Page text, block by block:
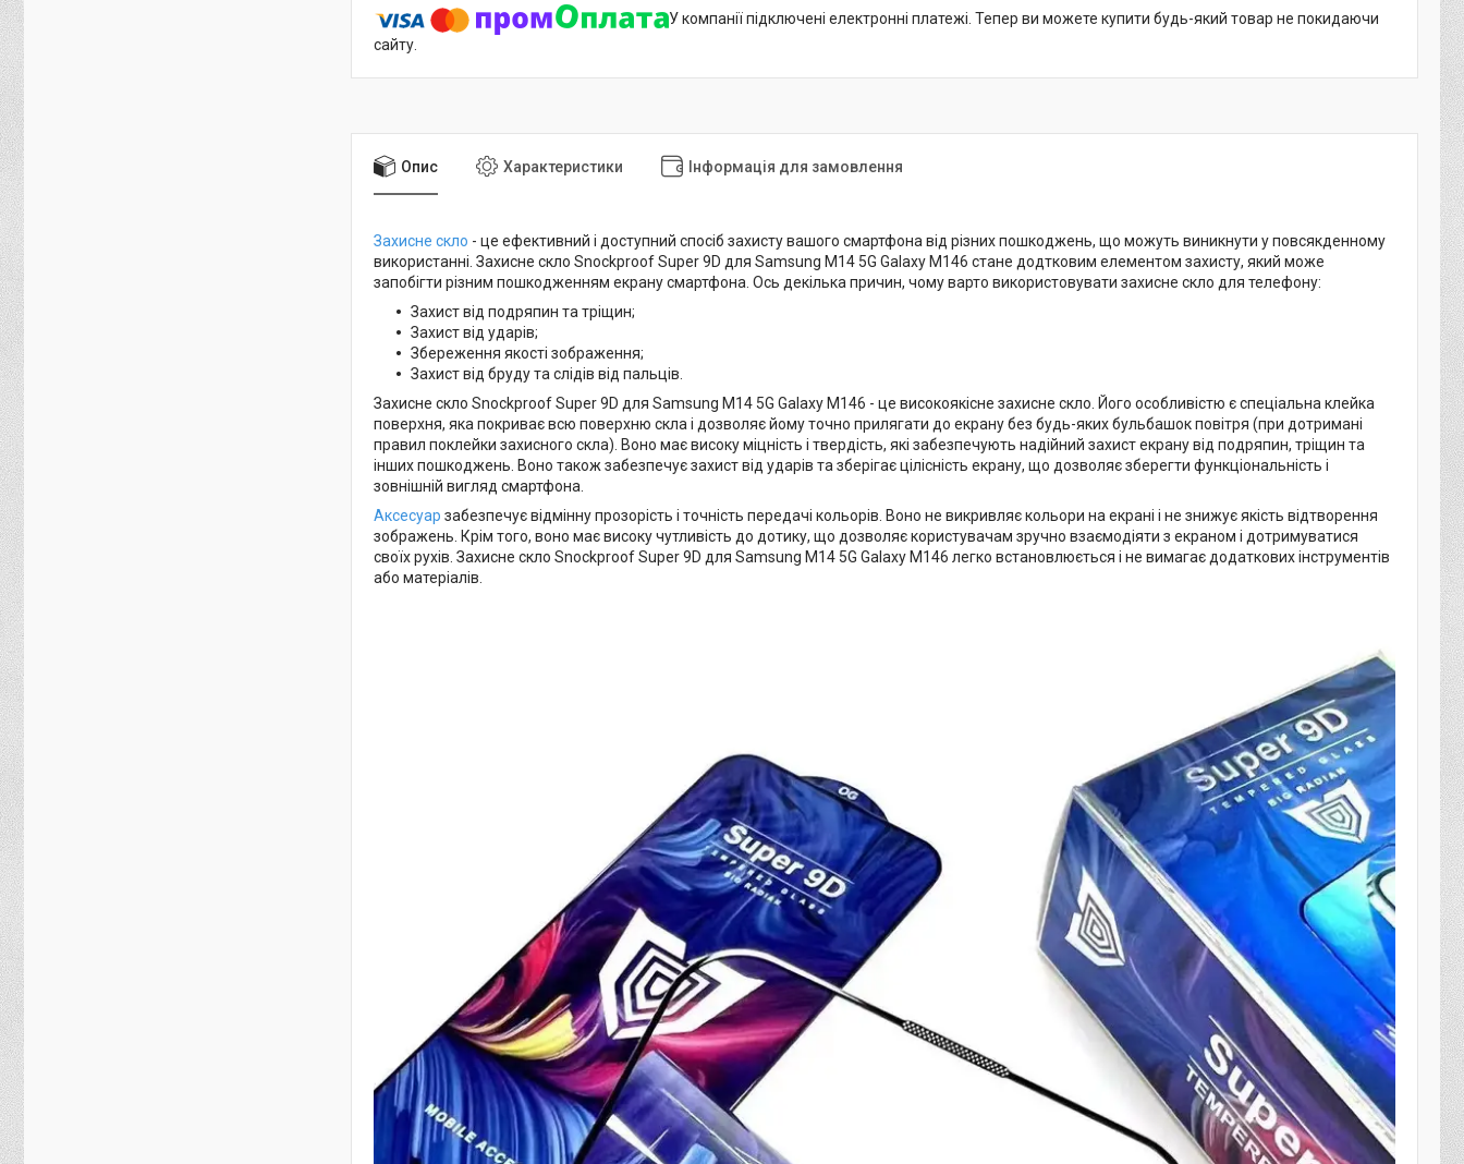
У компанії підключені електронні платежі. Тепер ви можете купити будь-який товар не покидаючи
сайту.
Опис Характеристики Інформація для замовлення
Захисне скло - це ефективний і доступний спосіб захисту вашого смартфона від різних пошкоджень, що можуть виникнути у повсякденному
використанні. Захисне скло Snockproof Super 9D для Samsung M14 5G Galaxy M146 стане додтковим елементом захисту, який може
запобігти різним пошкодженням екрану смартфона. Ось декілька причин, чому варто використовувати захисне скло для телефону:
Захист від подряпин та тріщин;
Захист від ударів;
Збереження якості зображення;
Захист від бруду та слідів від пальців.
Захисне скло Snockproof Super 9D для Samsung M14 5G Galaxy M146 - це високоякісне захисне скло. Його особливістю є спеціальна клейка
поверхня, яка покриває всю поверхню скла і дозволяє йому точно прилягати до екрану без будь-яких бульбашок повітря (при дотримані
правил поклейки захисного скла). Воно має високу міцність і твердість, які забезпечують надійний захист екрану від подряпин, тріщин та
інших пошкоджень. Воно також забезпечує захист від ударів та зберігає цілісність екрану, що дозволяє зберегти функціональність і
зовнішній вигляд смартфона.
Аксесуар забезпечує відмінну прозорість і точність передачі кольорів. Воно не викривляє кольори на екрані і не знижує якість відтворення
зображень. Крім того, воно має високу чутливість до дотику, що дозволяє користувачам зручно взаємодіяти з екраном і дотримуватися
своїх рухів. Захисне скло Snockproof Super 9D для Samsung M14 5G Galaxy M146 легко встановлюється і не вимагає додаткових інструментів
або матеріалів.